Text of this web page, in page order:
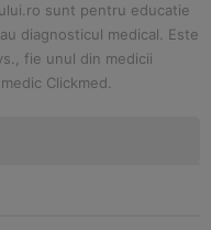
sunt pentru educatie
diagnosticul medical. Este
fie unul din medicii
Clickmed.